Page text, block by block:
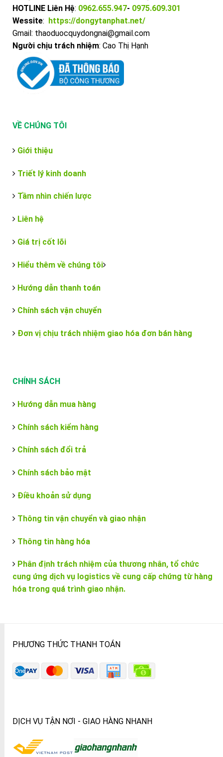
HOTLINE Liên Hệ: 0962.655.947- 0975.609.301
Wessite: https://dongytanphat.net/
Gmail: thaoduocquydongnai@gmail.com
Người chịu trách nhiệm: Cao Thị Hạnh
VỀ CHÚNG TÔI
Giới thiệu
Triết lý kinh doanh
Tầm nhìn chiến lược
Liên hệ
Giá trị cốt lõi
Hiểu thêm về chúng tôi
Hướng dẫn thanh toán
Chính sách vận chuyển
Đơn vị chịu trách nhiệm giao hóa đơn bán hàng
CHÍNH SÁCH
Hướng dẫn mua hàng
Chính sách kiểm hàng
Chính sách đổi trả
Chính sách bảo mật
Điều khoản sử dụng
Thông tin vận chuyển và giao nhận
Thông tin hàng hóa
Phân định trách nhiệm của thương nhân, tổ chức
cung ứng dịch vụ logistics về cung cấp chứng từ hàng
hóa trong quá trình giao nhận.
PHƯƠNG THỨC THANH TOÁN
DỊCH VỤ TẬN NƠI - GIAO HÀNG NHANH